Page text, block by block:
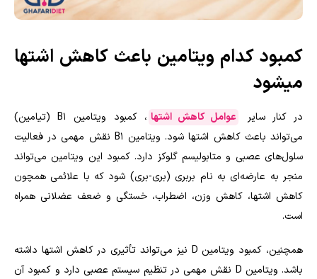
کمبود کدام ویتامین باعث کاهش اشتها
میشود
در کنار سایر عوامل کاهش اشتها
، کمبود ویتامین B۱ (تیامین)
می‌تواند باعث کاهش اشتها شود. ویتامین B۱ نقش مهمی در فعالیت
سلول‌های عصبی و متابولیسم گلوکز دارد. کمبود این ویتامین می‌تواند
منجر به عارضه‌ای به نام بربری (بری-بری) شود که با علائمی همچون
کاهش اشتها، کاهش وزن، اضطراب، خستگی و ضعف عضلانی همراه
است.
همچنین، کمبود ویتامین D نیز می‌تواند تأثیری در کاهش اشتها داشته
باشد. ویتامین D نقش مهمی در تنظیم سیستم عصبی دارد و کمبود آن